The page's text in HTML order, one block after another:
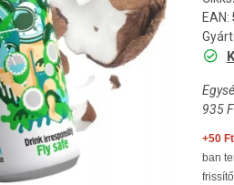
EAN:
935
+50
ban